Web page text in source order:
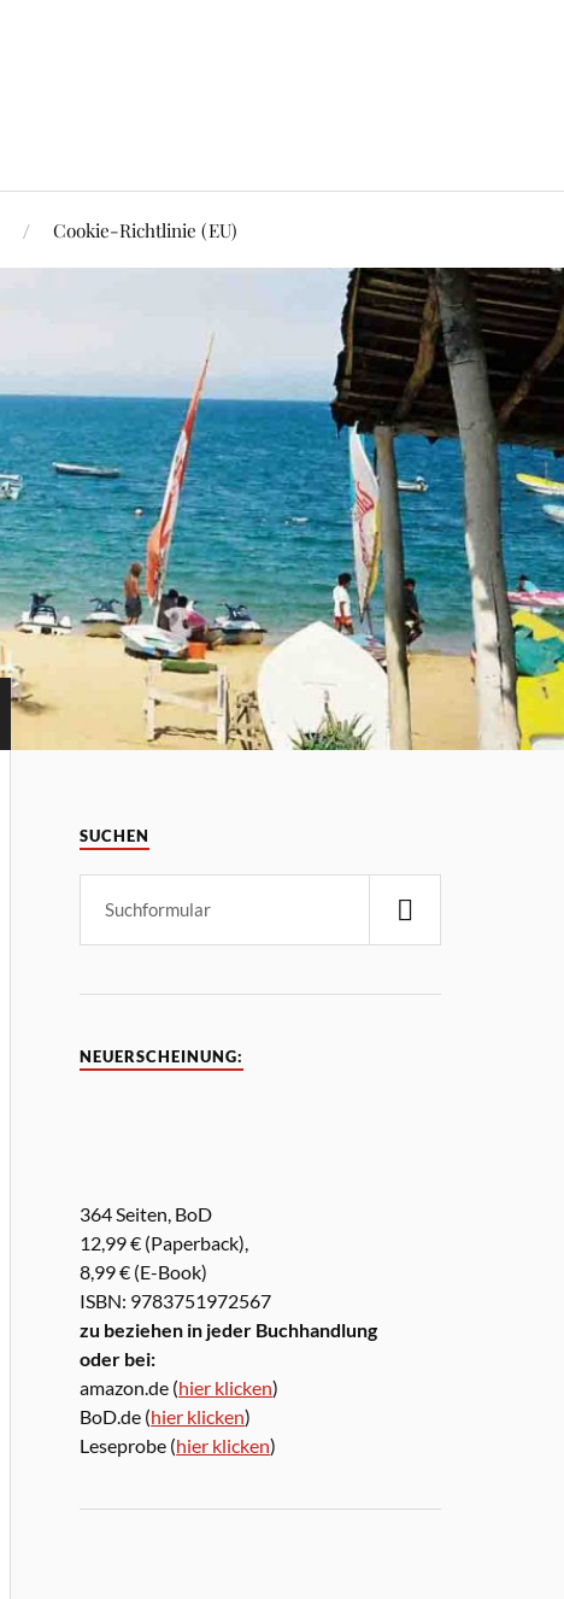
Cookie-Richtlinie (EU)
SUCHEN
NEUERSCHEINUNG:
364 Seiten, BoD
12,99 € (Paperback),
8,99 € (E-Book)
ISBN: 9783751972567
zu beziehen in jeder Buchhandlung
oder bei:
amazon.de (hier klicken)
BoD.de (hier klicken)
Leseprobe (hier klicken)